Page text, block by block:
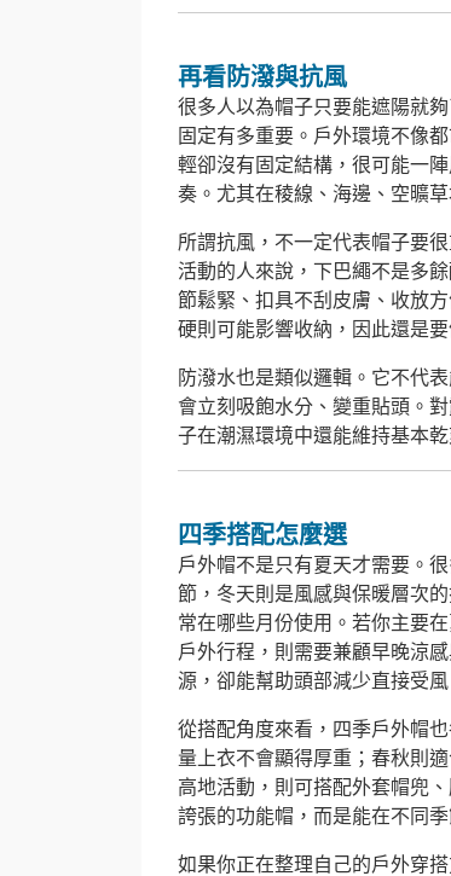
再看防潑與抗風
很多人以為帽子只要能遮陽就
固定有多重要。戶外環境不像
輕卻沒有固定結構，很可能一
奏。尤其在稜線、海邊、空曠
所謂抗風，不一定代表帽子要
活動的人來說，下巴繩不是多
節鬆緊、扣具不刮皮膚、收放
硬則可能影響收納，因此還是
防潑水也是類似邏輯。它不代
會立刻吸飽水分、變重貼頭。
子在潮濕環境中還能維持基本
四季搭配怎麼選
戶外帽不是只有夏天才需要。
節，冬天則是風感與保暖層次
常在哪些月份使用。若你主要
戶外行程，則需要兼顧早晚涼
源，卻能幫助頭部減少直接受
從搭配角度來看，四季戶外帽
量上衣不會顯得厚重；春秋則
高地活動，則可搭配外套帽兜
誇張的功能帽，而是能在不同
如果你正在整理自己的戶外穿